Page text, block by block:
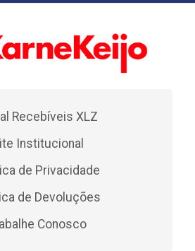
Recebíveis XLZ
Institucional
de Privacidade
de Devoluções
Conosco